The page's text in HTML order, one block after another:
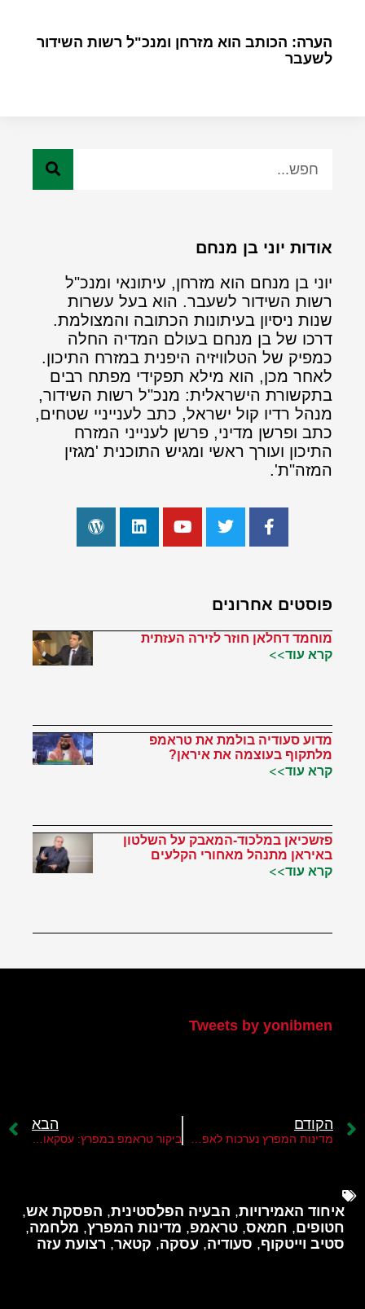
הערה: הכותב הוא מזרחן ומנכ"ל רשות השידור
לשעבר
אודות יוני בן מנחם
יוני בן מנחם הוא מזרחן, עיתונאי ומנכ"ל
רשות השידור לשעבר. הוא בעל עשרות
שנות ניסיון בעיתונות הכתובה והמצולמת.
דרכו של בן מנחם בעולם המדיה החלה
כמפיק של הטלוויזיה היפנית במזרח התיכון.
לאחר מכן, הוא מילא תפקידי מפתח רבים
בתקשורת הישראלית: מנכ"ל רשות השידור,
מנהל רדיו קול ישראל, כתב לענייניי שטחים,
כתב ופרשן מדיני, פרשן לענייני המזרח
התיכון ועורך ראשי ומגיש התוכנית 'מגזין
המזה"ת'.
פוסטים אחרונים
מוחמד דחלאן חוזר לזירה העזתית
קרא עוד>>
מדוע סעודיה בולמת את טראמפ
מלתקוף בעוצמה את איראן?
קרא עוד>>
פזשכיאן במלכוד-המאבק על השלטון
באיראן מתנהל מאחורי הקלעים
קרא עוד>>
Tweets by yonibmen
הקודם
מדינות המפרץ נערכות לאפשרות חזרתו של טראמפ לשלטון
הבא
ביקור טראמפ במפרץ: עסקאות ענק, הסרת סנקציות על סוריה וניסיון לעיצוב סדר אזורי חדש
איחוד האמירויות, הבעיה הפלסטינית, הפסקת אש,
חטופים, חמאס, טראמפ, מדינות המפרץ, מלחמה,
סטיב וייטקוף, סעודיה, עסקה, קטאר, רצועת עזה